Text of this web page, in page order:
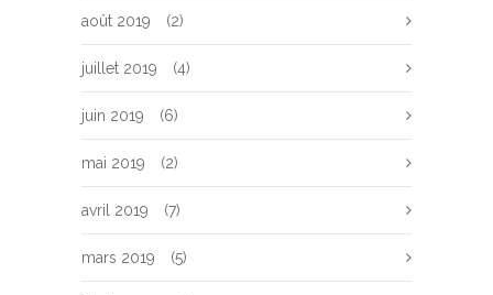
août 2019 (2)
juillet 2019 (4)
juin 2019 (6)
mai 2019 (2)
avril 2019 (7)
mars 2019 (5)